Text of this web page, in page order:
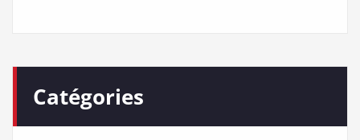
Catégories